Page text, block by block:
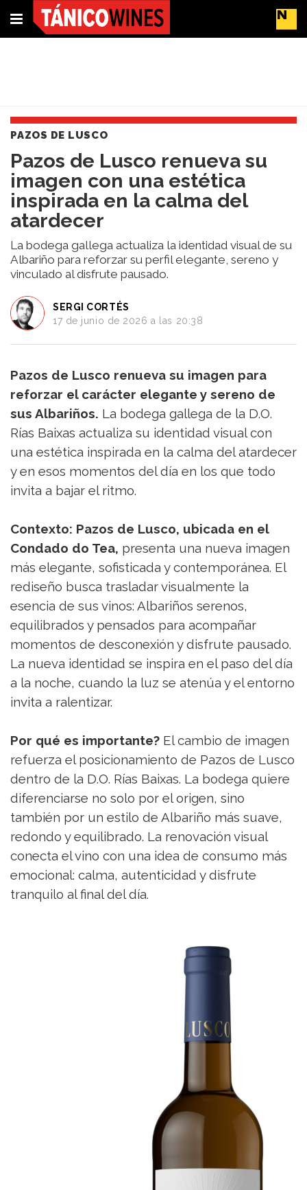
Buscar
Actualidad
Líderes
cambio
Impacto
y
Sostenibilidad
Tendencias
Vino
Turismo
y
más
Vinos
y
Bodegas
PAZOS DE LUSCO
Pazos de Lusco renueva su
imagen con una estética
inspirada en la calma del
atardecer
La bodega gallega actualiza la identidad visual de su
Albariño para reforzar su perfil elegante, sereno y
vinculado al disfrute pausado.
SERGI CORTÉS
17 de junio de 2026 a las 20:38
Pazos de Lusco renueva su imagen para
reforzar el carácter elegante y sereno de
sus Albariños. La bodega gallega de la D.O.
Rías Baixas actualiza su identidad visual con
una estética inspirada en la calma del atardecer
y en esos momentos del día en los que todo
invita a bajar el ritmo.
Contexto: Pazos de Lusco, ubicada en el
Condado do Tea, presenta una nueva imagen
más elegante, sofisticada y contemporánea. El
rediseño busca trasladar visualmente la
esencia de sus vinos: Albariños serenos,
equilibrados y pensados para acompañar
momentos de desconexión y disfrute pausado.
La nueva identidad se inspira en el paso del día
a la noche, cuando la luz se atenúa y el entorno
invita a ralentizar.
Por qué es importante? El cambio de imagen
refuerza el posicionamiento de Pazos de Lusco
dentro de la D.O. Rías Baixas. La bodega quiere
diferenciarse no solo por el origen, sino
también por un estilo de Albariño más suave,
redondo y equilibrado. La renovación visual
conecta el vino con una idea de consumo más
emocional: calma, autenticidad y disfrute
tranquilo al final del día.